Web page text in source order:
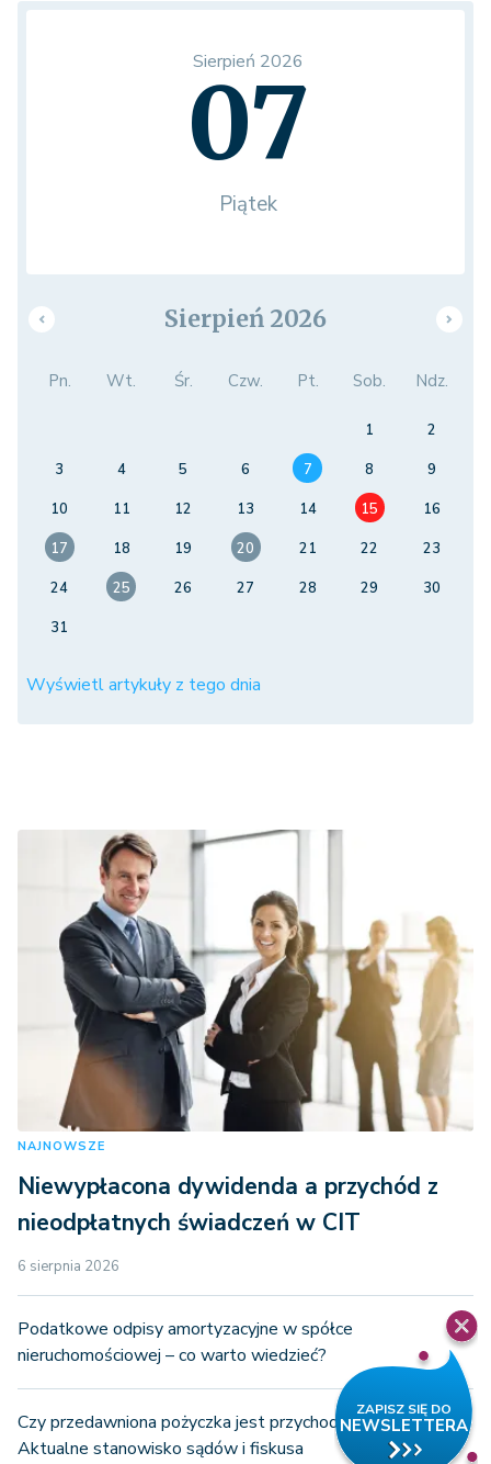
Sierpień 2026
07
Piątek
Sierpień 2026
Pn. Wt. Śr. Czw. Pt. Sob. Ndz.
1
2
3
4 5 6 7 8
9
10
11 12 13 14 15
16
17
18 19 20 21 22
23
24
25 26 27 28 29
30
31
Wyświetl artykuły z tego dnia
NAJNOWSZE
Niewypłacona dywidenda a przychód z
nieodpłatnych świadczeń w CIT
6 sierpnia 2026
Podatkowe odpisy amortyzacyjne w spółce
nieruchomościowej – co warto wiedzieć?
Czy przedawniona pożyczka jest przychodem w PIT?
Aktualne stanowisko sądów i fiskusa